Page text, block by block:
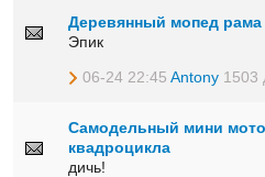
Деревянный мопед рама
Эпик
06-24 22:45 Antony 1503
Самодельный мини
квадроцикла
дичь!